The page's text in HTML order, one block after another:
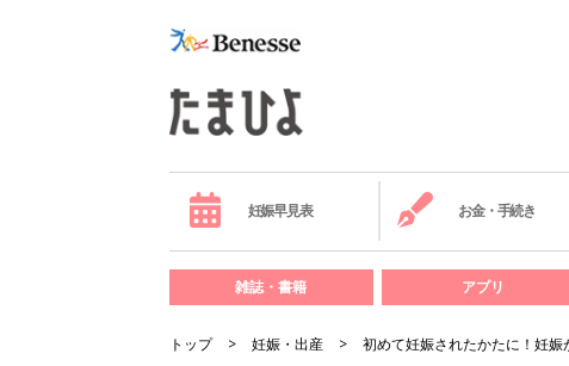
妊娠早見表 お金・手続き
雑誌・書籍 アプリ
トップ 妊娠・出産 初めて妊娠されたかたに！妊娠